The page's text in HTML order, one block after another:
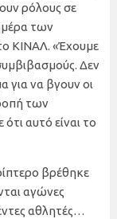
ρόλους σε
των
ΚΙΝΑΛ. «Έχουμε
Δεν
για να βγουν οι
των
αυτό είναι το
βρέθηκε
αγώνες
αθλητές…